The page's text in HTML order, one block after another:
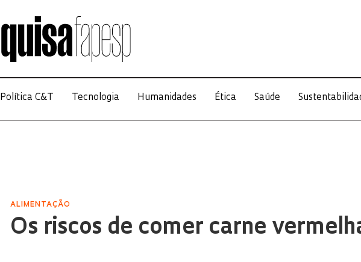
Política C&T Tecnologia Humanidades Ética Saúde
ALIMENTAÇÃO
Os riscos de comer carne